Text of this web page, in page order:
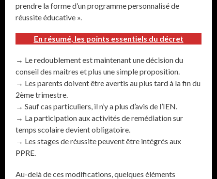
prendre la forme d’un programme personnalisé de
réussite éducative ».
En résumé, les points essentiels du décret
→ Le redoublement est maintenant une décision du
conseil des maitres et plus une simple proposition.
→ Les parents doivent être avertis au plus tard à la fin du
2ème trimestre.
→ Sauf cas particuliers, il n’y a plus d’avis de l’IEN.
→ La participation aux activités de remédiation sur
temps scolaire devient obligatoire.
→ Les stages de réussite peuvent être intégrés aux
PPRE.
Au-delà de ces modifications, quelques éléments